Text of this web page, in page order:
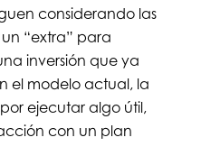
considerando las
“extra” para
inversión que ya
el modelo actual, la
ejecutar algo útil,
con un plan